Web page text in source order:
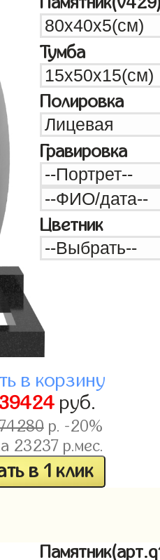
Тумба
Полировка
Гравировка
Цветник
в корзину
руб.
р. -20%
23237 р.мес.
в 1 клик